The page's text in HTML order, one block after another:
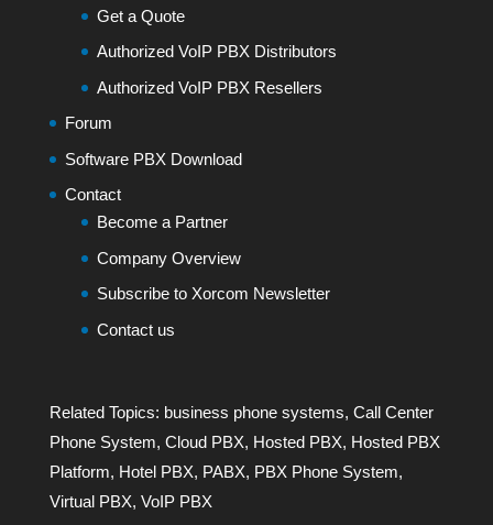
Get a Quote
Authorized VoIP PBX Distributors
Authorized VoIP PBX Resellers
Forum
Software PBX Download
Contact
Become a Partner
Company Overview
Subscribe to Xorcom Newsletter
Contact us
Related Topics: business phone systems, Call Center
Phone System, Cloud PBX, Hosted PBX, Hosted PBX
Platform, Hotel PBX, PABX, PBX Phone System,
Virtual PBX, VoIP PBX